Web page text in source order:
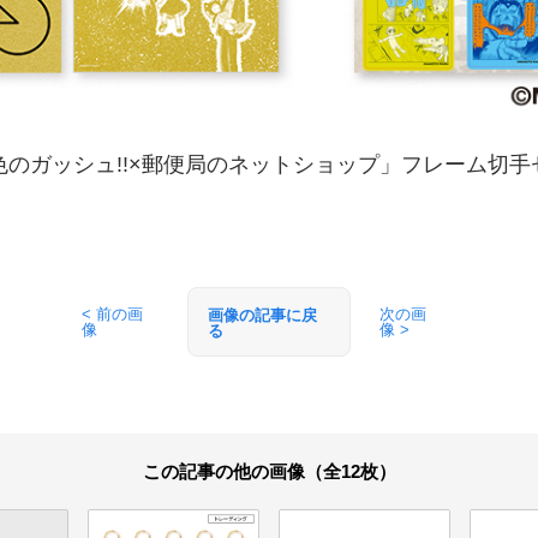
のガッシュ!!×郵便局のネットショップ」フレーム切手
< 前の画
像
画像の記事に戻
る
次の画
像 >
この記事の他の画像（全12枚）